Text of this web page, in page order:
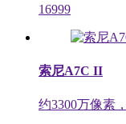
16999
索尼A7C II
约3300万像素